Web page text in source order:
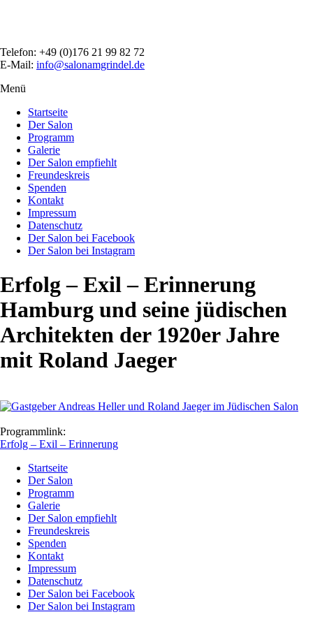
Telefon: +49 (0)176 21 99 82 72
E-Mail: info@salonamgrindel.de
Menü
Startseite
Der Salon
Programm
Galerie
Der Salon empfiehlt
Freundeskreis
Spenden
Kontakt
Impressum
Datenschutz
Der Salon bei Facebook
Der Salon bei Instagram
Erfolg – Exil – Erinnerung
Hamburg und seine jüdischen
Architekten der 1920er Jahre
mit Roland Jaeger
Programmlink:
Erfolg – Exil – Erinnerung
Startseite
Der Salon
Programm
Galerie
Der Salon empfiehlt
Freundeskreis
Spenden
Kontakt
Impressum
Datenschutz
Der Salon bei Facebook
Der Salon bei Instagram